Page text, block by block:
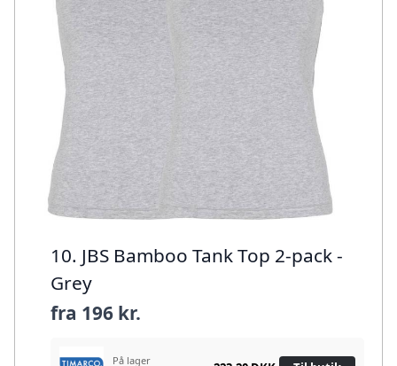
10. JBS Bamboo Tank Top 2-pack -
Grey
fra 196 kr.
På lager